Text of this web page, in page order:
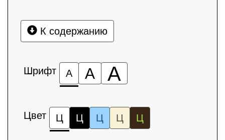
К содержанию
Шрифт А А А
Цвет Ц Ц Ц Ц Ц